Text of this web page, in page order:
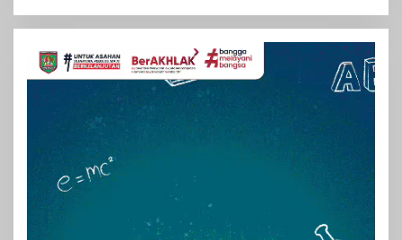
Pemutar
Video